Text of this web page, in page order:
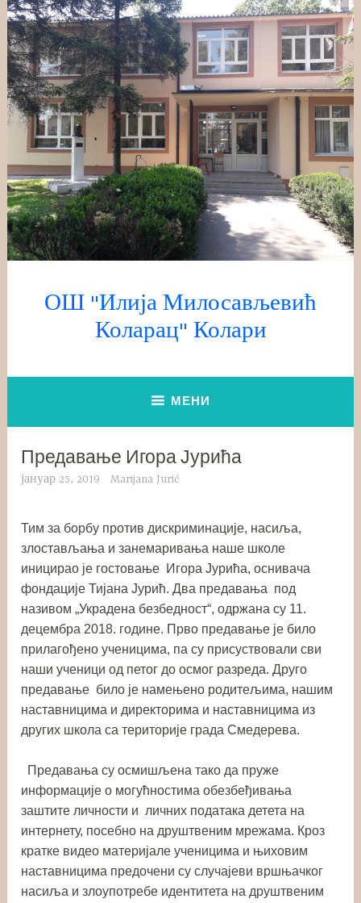
Скочи
на
садржај
ОШ "Илија Милосављевић
Коларац" Колари
МЕНИ
Предавање Игора Јурића
јануар 25, 2019 Marijana Jurić
Тим за борбу против дискриминације, насиља,
злостављања и занемаривања наше школе
иницирао је гостовање Игора Јурића, оснивача
фондације Тијана Јурић. Два предавања под
називом „Украдена безбедност“, одржана су 11.
децембра 2018. године. Прво предавање је било
прилагођено ученицима, па су присуствовали сви
наши ученици од петог до осмог разреда. Друго
предавање било је намењено родитељима, нашим
наставницима и директорима и наставницима из
других школа са територије града Смедерева.
Предавања су осмишљена тако да пруже
информације о могућностима обезбеђивања
заштите личности и личних података детета на
интернету, посебно на друштвеним мрежама. Кроз
кратке видео материјале ученицима и њиховим
наставницима предочени су случајеви вршњачког
насиља и злоупотребе идентитета на друштвеним